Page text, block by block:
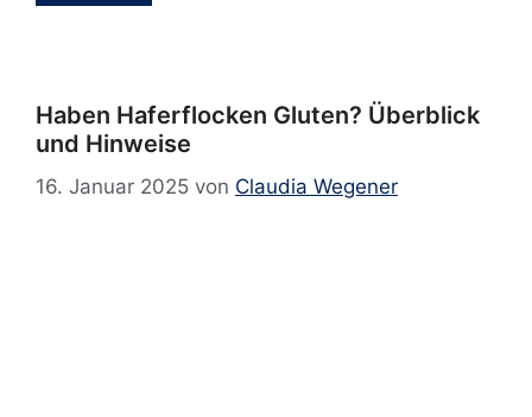
Haben Haferflocken Gluten? Überblick
und Hinweise
16. Januar 2025 von Claudia Wegener